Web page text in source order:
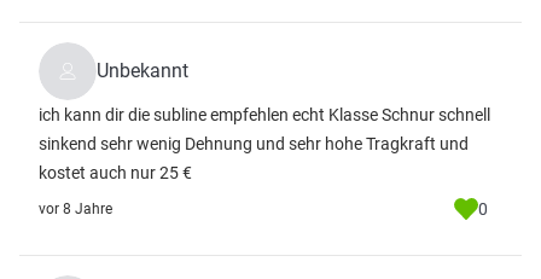
Unbekannt
ich kann dir die subline empfehlen echt Klasse Schnur schnell
sinkend sehr wenig Dehnung und sehr hohe Tragkraft und
kostet auch nur 25 €
vor 8 Jahre 0